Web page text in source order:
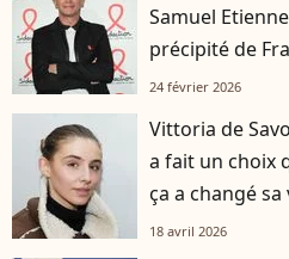
Samuel
précipité de
24 février 2026
Vittoria de
a fait un choix
ça a changé sa
18 avril 2026